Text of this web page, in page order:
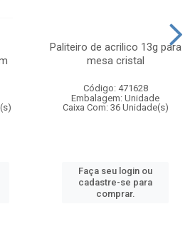
Paliteiro de acrilico 13g para
mesa cristal
Código: 471628
Embalagem: Unidade
Caixa Com: 36 Unidade(s)
Faça seu login ou
cadastre-se para
comprar.